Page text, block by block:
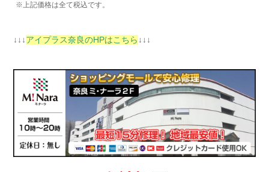
※上記価格は全て税込です。
↓↓↓アイプラス奈良のHPはこちら ↓↓↓